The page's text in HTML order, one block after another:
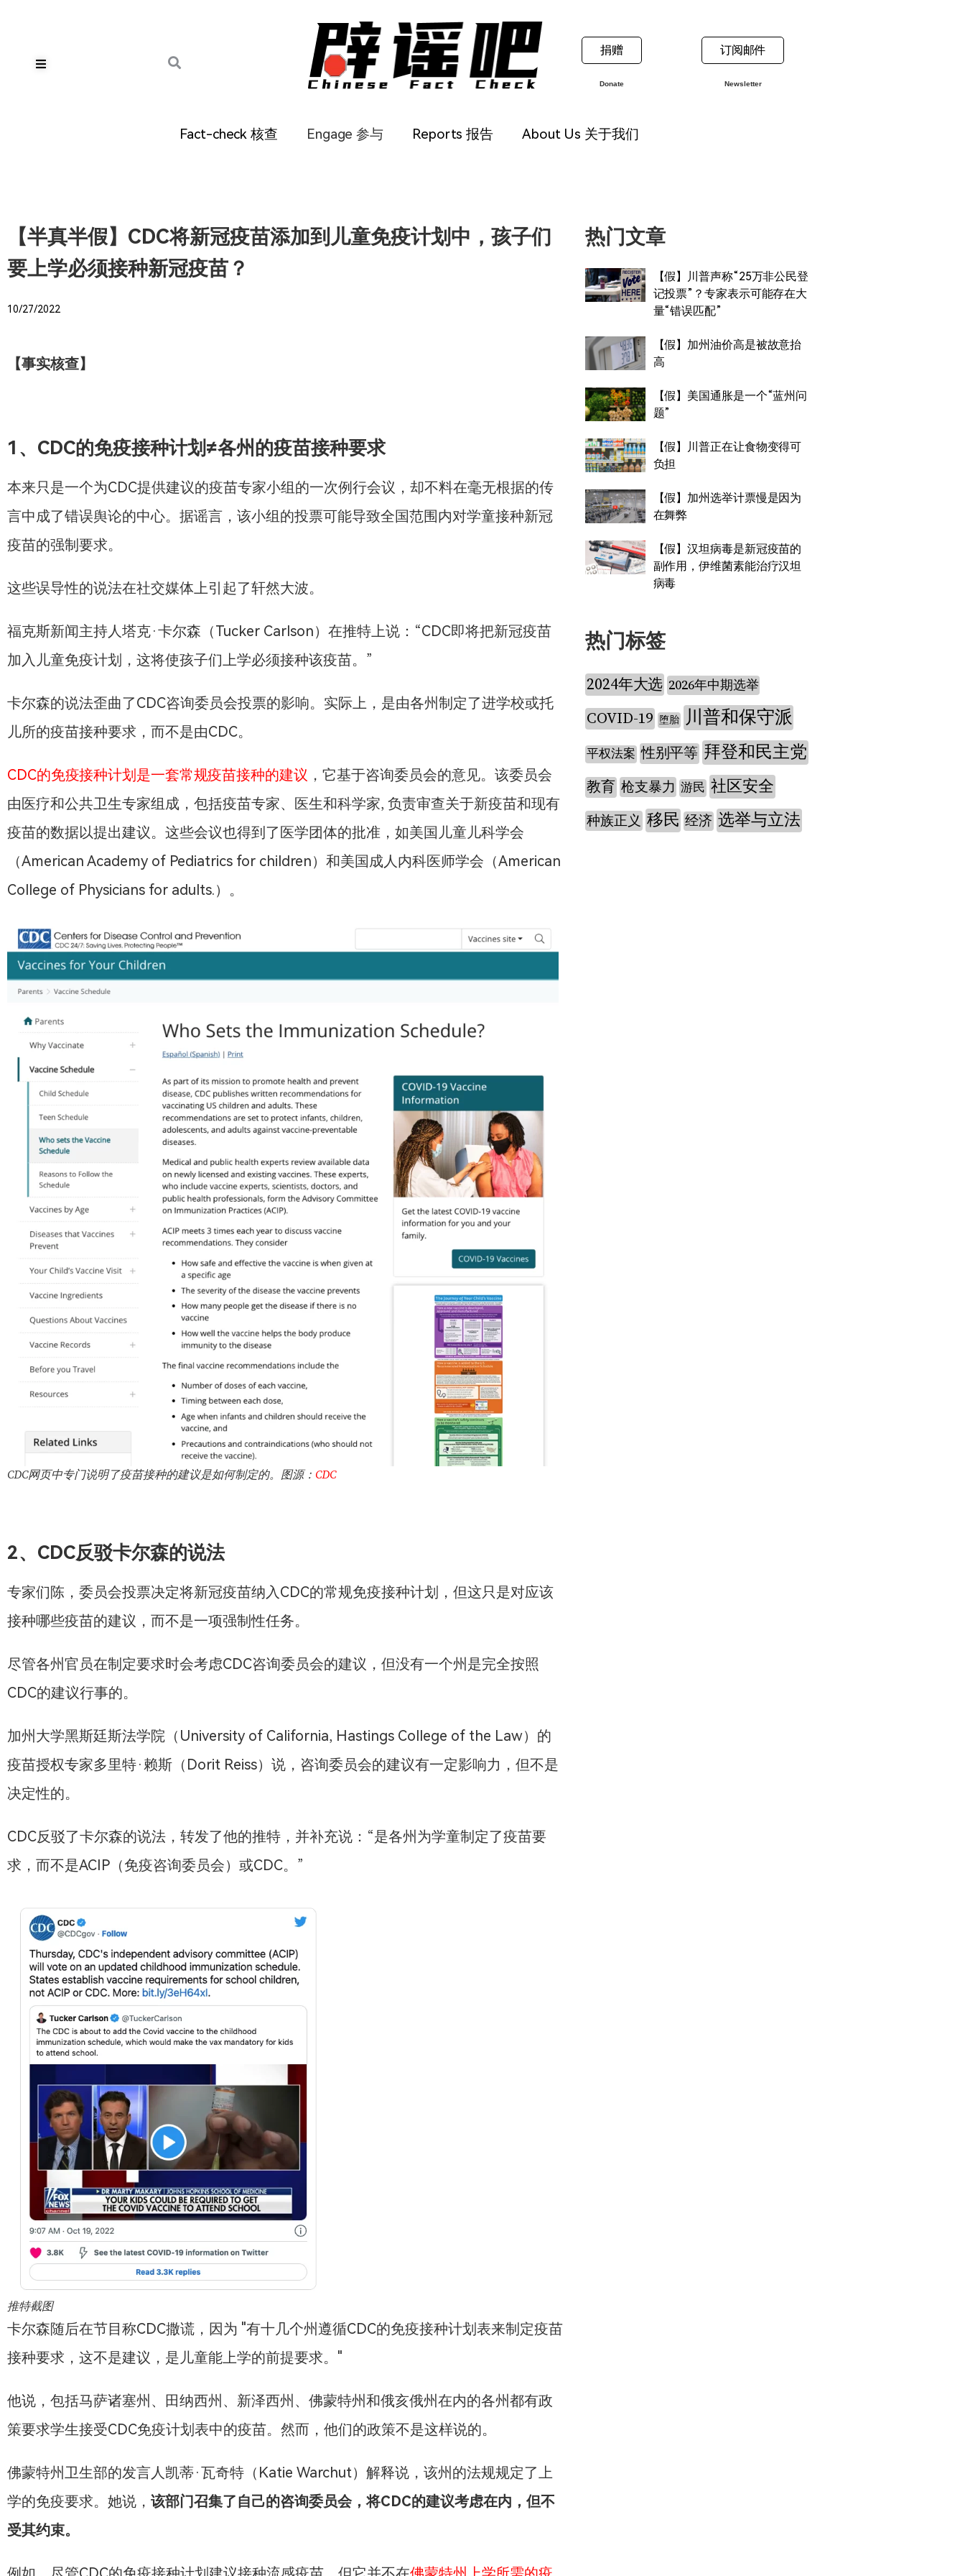
捐赠
Donate
订阅邮件
Newsletter
Fact-check 核查 Engage 参与 Reports 报告 About Us 关于我们
【半真半假】CDC将新冠疫苗添加到儿童免疫计划中，孩子们
要上学必须接种新冠疫苗？
10/27/2022
【事实核查】
1、CDC的免疫接种计划≠各州的疫苗接种要求
本来只是一个为CDC提供建议的疫苗专家小组的一次例行会议，却不料在毫无根据的传
言中成了错误舆论的中心。据谣言，该小组的投票可能导致全国范围内对学童接种新冠
疫苗的强制要求。
这些误导性的说法在社交媒体上引起了轩然大波。
福克斯新闻主持人塔克·卡尔森（Tucker Carlson）在推特上说：“CDC即将把新冠疫苗
加入儿童免疫计划，这将使孩子们上学必须接种该疫苗。”
卡尔森的说法歪曲了CDC咨询委员会投票的影响。实际上，是由各州制定了进学校或托
儿所的疫苗接种要求，而不是由CDC。
CDC的免疫接种计划是一套常规疫苗接种的建议 ，它基于咨询委员会的意见。该委员会
由医疗和公共卫生专家组成，包括疫苗专家、医生和科学家, 负责审查关于新疫苗和现有
疫苗的数据以提出建议。这些会议也得到了医学团体的批准，如美国儿童儿科学会
（American Academy of Pediatrics for children）和美国成人内科医师学会（American
College of Physicians for adults.）。
CDC网页中专门说明了疫苗接种的建议是如何制定的。图源： CDC
2、CDC反驳卡尔森的说法
专家们陈，委员会投票决定将新冠疫苗纳入CDC的常规免疫接种计划，但这只是对应该
接种哪些疫苗的建议，而不是一项强制性任务。
尽管各州官员在制定要求时会考虑CDC咨询委员会的建议，但没有一个州是完全按照
CDC的建议行事的。
加州大学黑斯廷斯法学院（University of California, Hastings College of the Law）的
疫苗授权专家多里特·赖斯（Dorit Reiss）说，咨询委员会的建议有一定影响力，但不是
决定性的。
CDC反驳了卡尔森的说法，转发了他的推特，并补充说：“是各州为学童制定了疫苗要
求，而不是ACIP（免疫咨询委员会）或CDC。”
推特截图
卡尔森随后在节目称CDC撒谎，因为 "有十几个州遵循CDC的免疫接种计划表来制定疫苗
接种要求，这不是建议，是儿童能上学的前提要求。"
他说，包括马萨诸塞州、田纳西州、新泽西州、佛蒙特州和俄亥俄州在内的各州都有政
策要求学生接受CDC免疫计划表中的疫苗。然而，他们的政策不是这样说的。
佛蒙特州卫生部的发言人凯蒂·瓦奇特（Katie Warchut）解释说，该州的法规规定了上
学的免疫要求。她说， 该部门召集了自己的咨询委员会，将CDC的建议考虑在内，但不
受其约束。
热门文章
【假】川普声称“25万非公民登
记投票”？专家表示可能存在大
量“错误匹配”
【假】加州油价高是被故意抬
高
【假】美国通胀是一个“蓝州问
题”
【假】川普正在让食物变得可
负担
【假】加州选举计票慢是因为
在舞弊
【假】汉坦病毒是新冠疫苗的
副作用，伊维菌素能治疗汉坦
病毒
热门标签
2024年大选 2026年中期选举
COVID-19 堕胎 川普和保守派
平权法案 性别平等 拜登和民主党
教育 枪支暴力 游民 社区安全
种族正义 移民 经济 选举与立法